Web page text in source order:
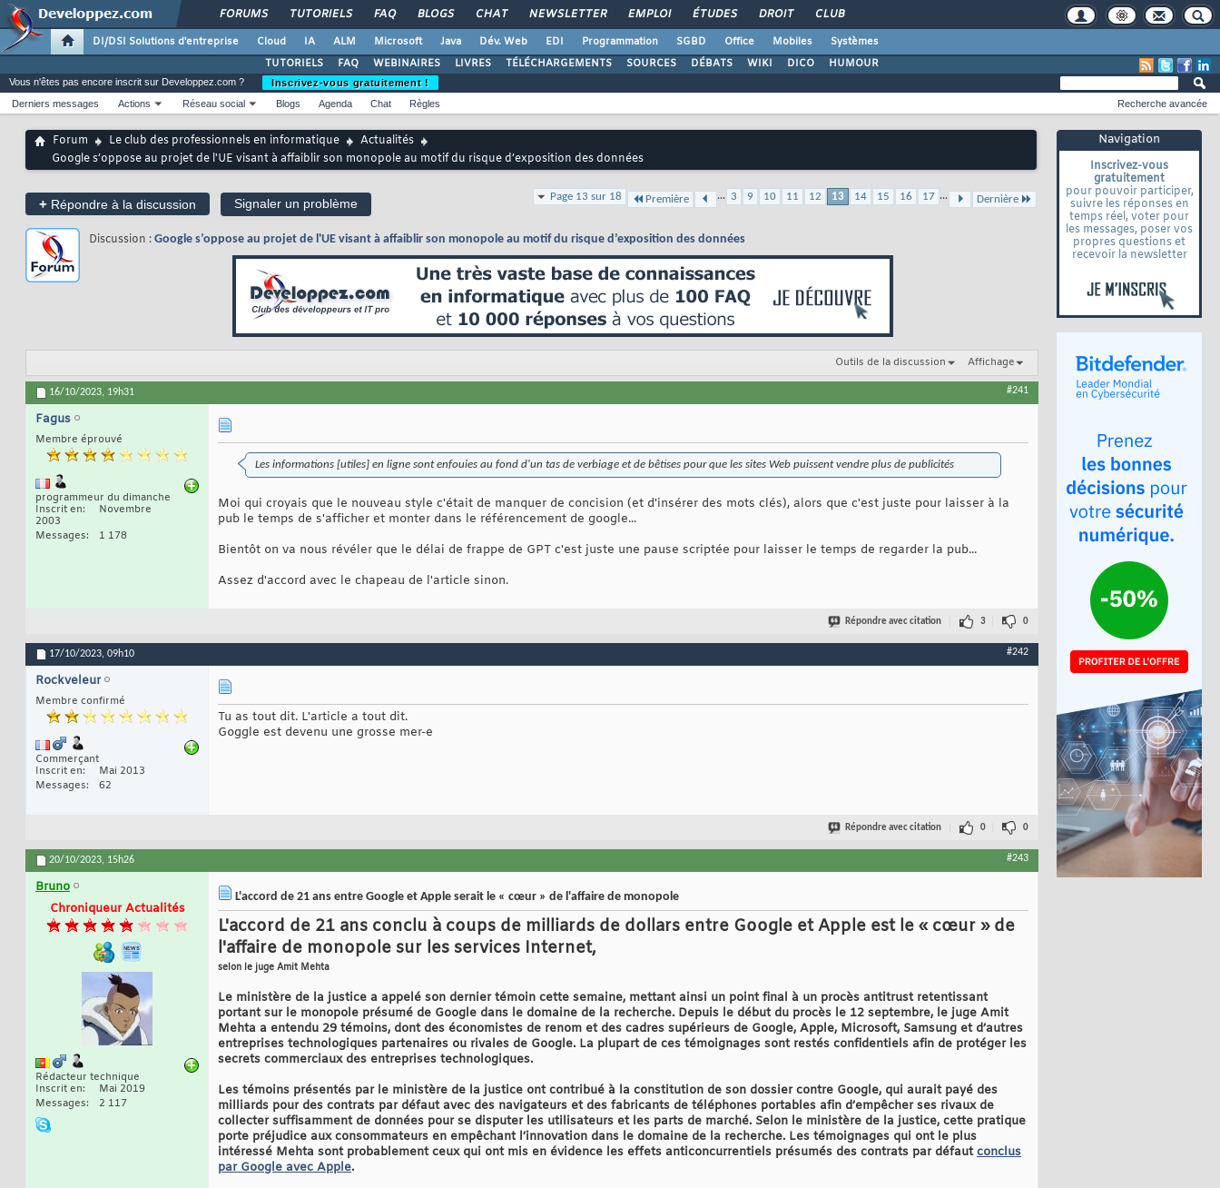
FORUMS TUTORIELS FAQ BLOGS CHAT NEWSLETTER EMPLOI ÉTUDES DROIT CLUB
DI/DSI Solutions d'entreprise Cloud IA ALM Microsoft Java Dév. Web EDI Programmation SGBD Office Mobiles
Systèmes
TUTORIELS
FAQ WEBINAIRES LIVRES TÉLÉCHARGEMENTS SOURCES DÉBATS WIKI DICO HUMOUR
Navigation
Inscrivez-vous
gratuitement
pour pouvoir participer,
suivre les réponses en
temps réel, voter pour
les messages, poser vos
propres questions et
recevoir la newsletter
Vous n'êtes pas encore inscrit sur Developpez.com ?
Inscrivez-vous gratuitement !
Derniers messages
Actions Réseau social Blogs Agenda Chat Règles Recherche avancée
Forum Le club des professionnels en informatique
Actualités
Google s’oppose au projet de l'UE visant à affaiblir son monopole au motif du risque d’exposition des données
+ Répondre à la discussion Signaler un problème Page 13 sur 18 Première ... 3 9 10 11 12 13 14 15 16 17 ... Dernière
Discussion : Google s’oppose au projet de l'UE visant à affaiblir son monopole au motif du risque d’exposition des données
Outils de la discussion Affichage
16/10/2023, 19h31 #241
Fagus
Membre éprouvé
programmeur du dimanche
Inscrit en
Novembre
2003
Messages
1 178
Les informations [utiles] en ligne sont enfouies au fond d'un tas de verbiage et de bêtises pour que les sites Web puissent vendre plus de publicités
Moi qui croyais que le nouveau style c'était de manquer de concision (et d'insérer des mots clés), alors que c'est juste pour laisser à la
pub le temps de s'afficher et monter dans le référencement de google...
Bientôt on va nous révéler que le délai de frappe de GPT c'est juste une pause scriptée pour laisser le temps de regarder la pub...
Assez d'accord avec le chapeau de l'article sinon.
Répondre avec citation 3 0
17/10/2023, 09h10 #242
Rockveleur
Membre confirmé
Commerçant
Inscrit en
Mai 2013
Messages
62
Tu as tout dit. L'article a tout dit.
Goggle est devenu une grosse mer-e
Répondre avec citation 0 0
20/10/2023, 15h26 #243
Bruno
Chroniqueur Actualités
Rédacteur technique
Inscrit en
Mai 2019
Messages
2 117
L'accord de 21 ans entre Google et Apple serait le « cœur » de l'affaire de monopole
L'accord de 21 ans conclu à coups de milliards de dollars entre Google et Apple est le « cœur » de
l'affaire de monopole sur les services Internet,
selon le juge Amit Mehta
Le ministère de la justice a appelé son dernier témoin cette semaine, mettant ainsi un point final à un procès antitrust retentissant
portant sur le monopole présumé de Google dans le domaine de la recherche. Depuis le début du procès le 12 septembre, le juge Amit
Mehta a entendu 29 témoins, dont des économistes de renom et des cadres supérieurs de Google, Apple, Microsoft, Samsung et d’autres
entreprises technologiques partenaires ou rivales de Google. La plupart de ces témoignages sont restés confidentiels afin de protéger les
secrets commerciaux des entreprises technologiques.
Les témoins présentés par le ministère de la justice ont contribué à la constitution de son dossier contre Google, qui aurait payé des
milliards pour des contrats par défaut avec des navigateurs et des fabricants de téléphones portables afin d’empêcher ses rivaux de
collecter suffisamment de données pour se disputer les utilisateurs et les parts de marché. Selon le ministère de la justice, cette pratique
porte préjudice aux consommateurs en empêchant l’innovation dans le domaine de la recherche. Les témoignages qui ont le plus
intéressé Mehta sont probablement ceux qui ont mis en évidence les effets anticoncurrentiels présumés des contrats par défautconclus
par Google avec Apple.